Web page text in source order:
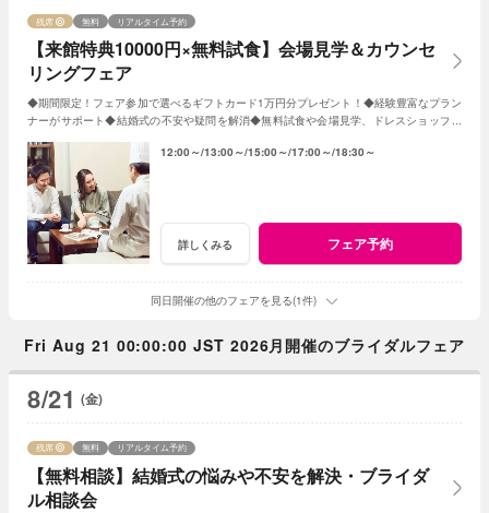
【来館特典10000円×無料試食】会場見学＆カウンセ
リングフェア
残席 無料 リアルタイム予約
◆期間限定！フェア参加で選べるギフトカード1万円分プレゼント！◆経験豊富なプラン
ナーがサポート◆結婚式の不安や疑問を解消◆無料試食や会場見学、ドレスショップ見
12:00～ 13:00～ 15:00～ 17:00～ 18:30～
詳しくみる フェア予約
同日開催の他のフェアを見る(1件)
Fri Aug 21 00:00:00 JST 2026月開催のブライダルフェア
8/21 (金)
【無料相談】結婚式の悩みや不安を解決・ブライダ
ル相談会
残席 無料 リアルタイム予約